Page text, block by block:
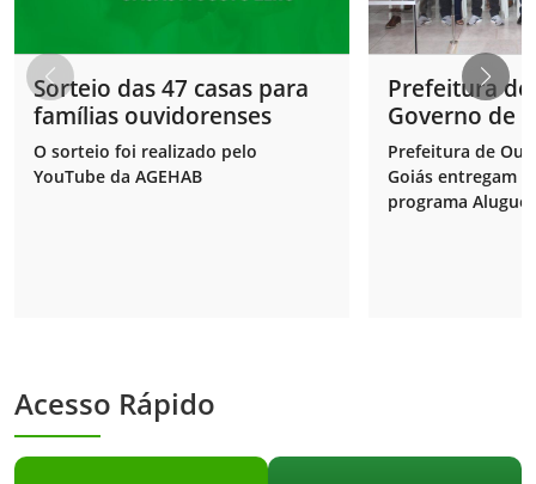
Sorteio das 47 casas para
famílias ouvidorenses
O sorteio foi realizado pelo
YouTube da AGEHAB
Prefeitura
Governo de
entregam 52
programa
Prefeitura de
Goiás entregam
programa
Acesso Rápido